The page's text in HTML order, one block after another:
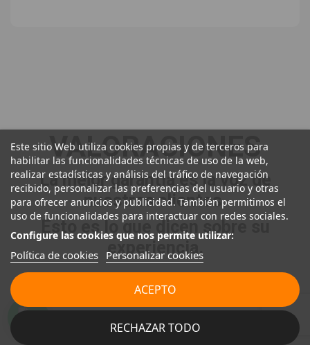
VALORACIONES
La mejor garantía es la voz de
nuestros clientes.
Esto es lo que dicen sobre su
experiencia.
Este sitio Web utiliza cookies propias y de terceros para
habilitar las funcionalidades técnicas de uso de la web,
realizar estadísticas y análisis del tráfico de navegación
recibido, personalizar las preferencias del usuario y otras
para ofrecer anuncios y publicidad. También permitimos el
uso de funcionalidades para interactuar con redes sociales.
Configure las cookies que nos permite utilizar:
Política de cookies Personalizar cookies
RECHAZAR TODO
ACEPTO